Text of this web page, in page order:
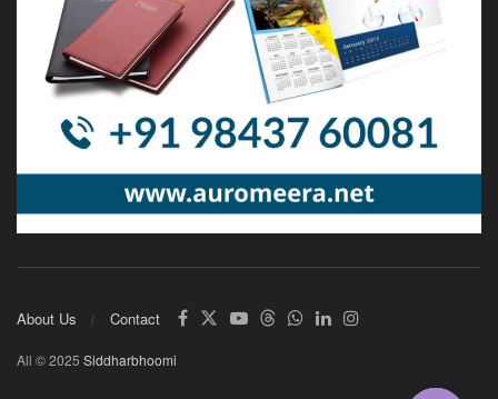
About Us Contact
All © 2025 Siddharbhoomi